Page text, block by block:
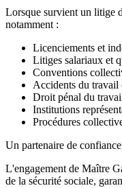
Lorsque survient un litige
notamment :
Licenciements et
Litiges salariaux et
Conventions
Accidents du travail
Droit pénal du
Institutions
Procédures
Un partenaire de
L'engagement de Maître
de la sécurité sociale,